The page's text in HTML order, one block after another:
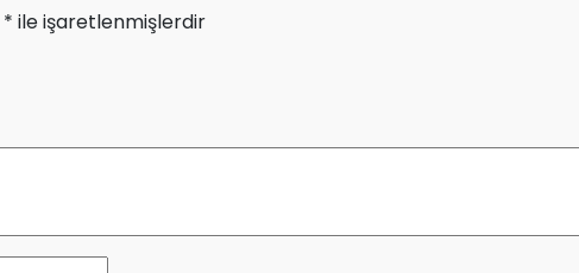
* ile işaretlenmişlerdir